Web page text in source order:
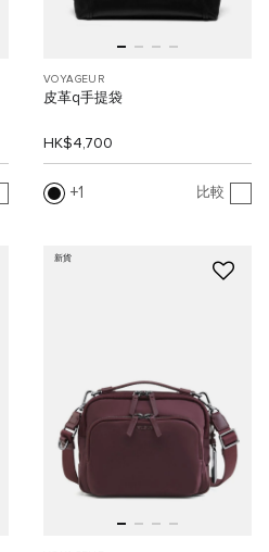
VOYAGEUR
皮革q手提袋
HK$4,700
1 比較
新貨